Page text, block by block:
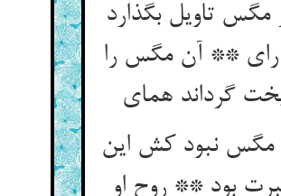
مگس تاویل بگذارد
رای ** آن مگس را
مگس نبود کش این
بود ** روح او